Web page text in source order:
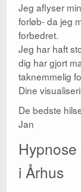
Jeg aflyser
forløb- da jeg
forbedret.
Jeg har haft
dig har gjort
taknemmelig
Dine
De bedste
Jan
i Århus